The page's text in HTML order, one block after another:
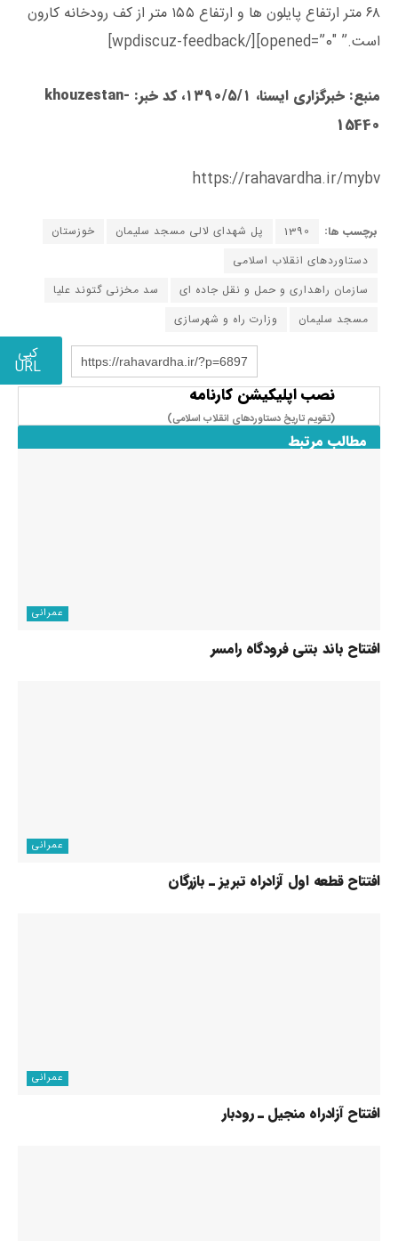
۶۸ متر ارتفاع پایلون ‌ها و ارتفاع ۱۵۵ متر از کف رودخانه کارون
است.” opened=”0″][/wpdiscuz-feedback]
منبع: خبرگزاری ایسنا، ۱۳۹۰/۵/۱، کد خبر: khouzestan-
15440
https://rahavardha.ir/mybv
برچسب ها: 1390 پل شهدای لالی مسجد سليمان
خوزستان
دستاوردهای انقلاب اسلامی
سازمان راهداری و حمل و نقل جاده ای
سد مخزنی گتوند علیا
مسجد سليمان
وزارت راه و شهرسازی
https://rahavardha.ir/?p=6897 کپی
URL
نصب اپلیکیشن کارنامه
(تقویم تاریخ دستاوردهای انقلاب اسلامی​)
مطالب مرتبط
عمرانی
افتتاح باند بتنی فرودگاه رامسر
عمرانی
افتتاح قطعه اول آزادراه تبریز ـ بازرگان
عمرانی
افتتاح آزادراه منجیل ـ رودبار